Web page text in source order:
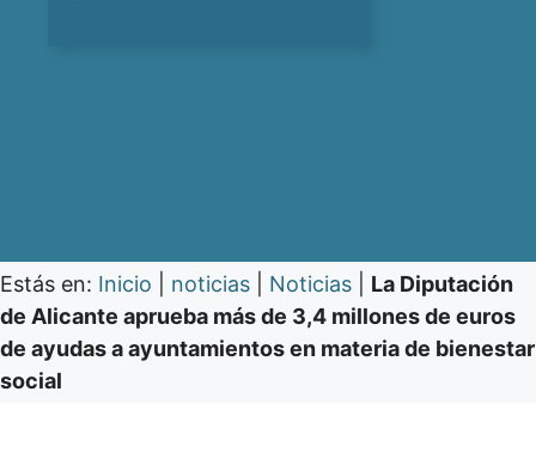
Estás en: Inicio noticias Noticias
La Diputación
de Alicante aprueba más de 3,4 millones de euros
de ayudas a ayuntamientos en materia de bienestar
social